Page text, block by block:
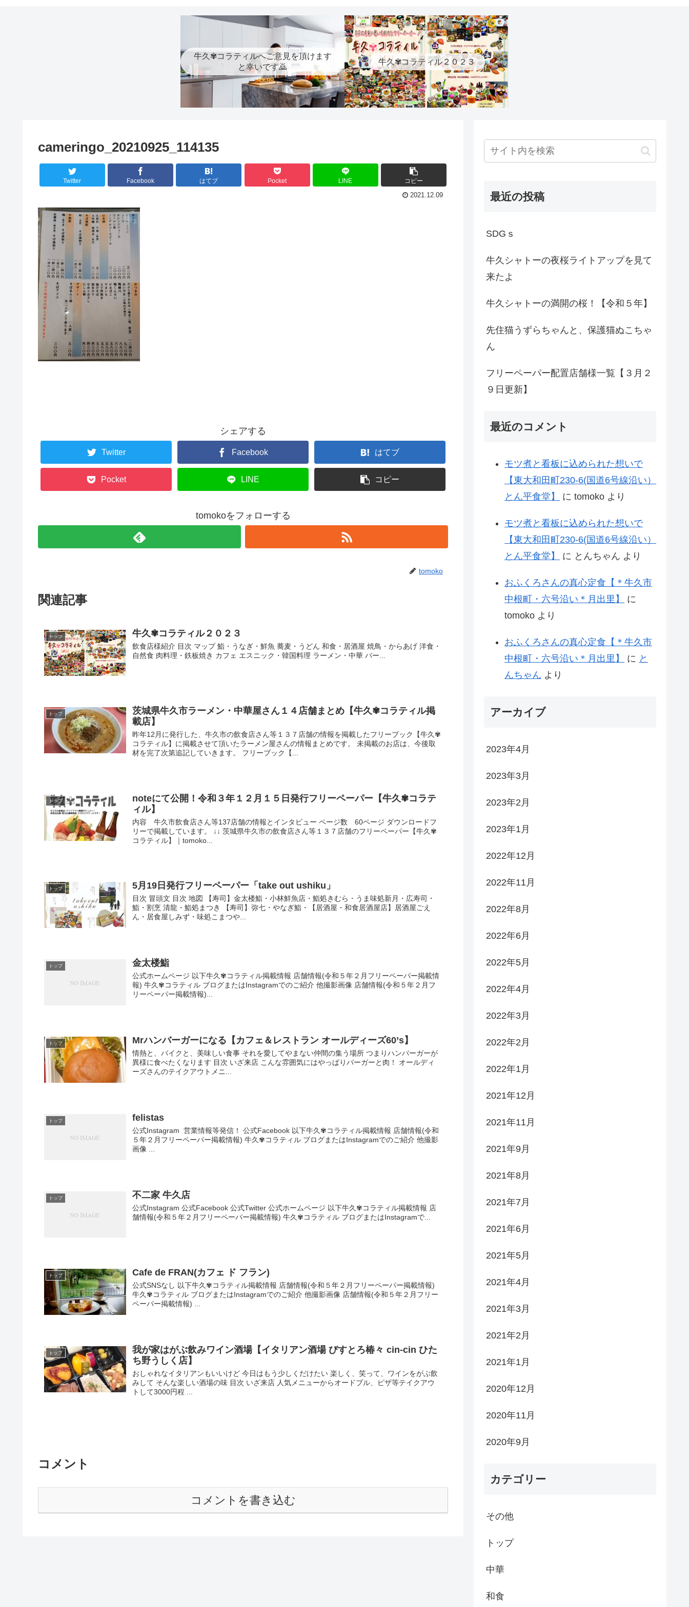
牛久✾コラティルへご意見を頂けます
と幸いです🙇
牛久✾コラティル２０２３
cameringo_20210925_114135
Twitter Facebook はてブ Pocket LINE コピー
2021.12.09
シェアする
Twitter Facebook はてブ
Pocket LINE コピー
tomokoをフォローする
tomoko
関連記事
トップ 牛久✾コラティル２０２３
飲食店様紹介 目次 マップ 鮨・うなぎ・鮮魚 蕎麦・うどん 和食・居酒屋 焼鳥・からあげ 洋食・
自然食 肉料理・鉄板焼き カフェ エスニック・韓国料理 ラーメン・中華 バー...
トップ
茨城県牛久市ラーメン・中華屋さん１４店舗まとめ【牛久✾コラティル掲
載店】
昨年12月に発行した、牛久市の飲食店さん等１３７店舗の情報を掲載したフリーブック【牛久✾
コラティル】に掲載させて頂いたラーメン屋さんの情報まとめです。 未掲載のお店は、今後取
材を完了次第追記していきます。 フリーブック【...
トップ
noteにて公開！令和３年１２月１５日発行フリーペーパー【牛久✾コラテ
ィル】
内容 牛久市飲食店さん等137店舗の情報とインタビュー ページ数 60ページ ダウンロードフ
リーで掲載しています。 ↓↓ 茨城県牛久市の飲食店さん等１３７店舗のフリーペーパー【牛久✾
コラティル】｜tomoko...
トップ 5月19日発行フリーペーパー「take out ushiku」
目次 冒頭文 目次 地図 【寿司】金太楼鮨・小林鮮魚店・鮨処きむら・うま味処新月・広寿司・
鮨・割烹 清龍・鮨処まつき 【寿司】弥七・やなぎ鮨・【居酒屋・和食居酒屋店】居酒屋ごえ
ん・居食屋しみず・味処こまつや...
トップ 金太楼鮨
公式ホームページ 以下牛久✾コラティル掲載情報 店舗情報(令和５年２月フリーペーパー掲載情
報) 牛久✾コラティル ブログまたはInstagramでのご紹介 他撮影画像 店舗情報(令和５年２月フ
リーペーパー掲載情報)...
トップ Mrハンバーガーになる【カフェ＆レストラン オールディーズ60’s】
情熱と、バイクと、美味しい食事 それを愛してやまない仲間の集う場所 つまりハンバーガーが
異様に食べたくなります 目次 いざ来店 こんな雰囲気にはやっぱりバーガーと肉！ オールディ
ーズさんのテイクアウトメニ...
トップ felistas
公式Instagram 営業情報等発信！ 公式Facebook 以下牛久✾コラティル掲載情報 店舗情報(令和
５年２月フリーペーパー掲載情報) 牛久✾コラティル ブログまたはInstagramでのご紹介 他撮影
画像 ...
トップ 不二家 牛久店
公式Instagram 公式Facebook 公式Twitter 公式ホームページ 以下牛久✾コラティル掲載情報 店
舗情報(令和５年２月フリーペーパー掲載情報) 牛久✾コラティル ブログまたはInstagramで...
トップ Cafe de FRAN(カフェ ド フラン)
公式SNSなし 以下牛久✾コラティル掲載情報 店舗情報(令和５年２月フリーペーパー掲載情報)
牛久✾コラティル ブログまたはInstagramでのご紹介 他撮影画像 店舗情報(令和５年２月フリー
ペーパー掲載情報) ...
トップ
我が家はがぶ飲みワイン酒場【イタリアン酒場 びすとろ椿々 cin‐cin ひた
ち野うしく店】
おしゃれなイタリアンもいいけど 今日はもう少しくだけたい 楽しく、笑って、ワインをがぶ飲
みして そんな楽しい酒場の味 目次 いざ来店 人気メニューからオードブル、ピザ等テイクアウ
トして3000円程 ...
コメント
コメントを書き込む
最近の投稿
SDGｓ
牛久シャトーの夜桜ライトアップを見て
来たよ
牛久シャトーの満開の桜！【令和５年】
先住猫うずらちゃんと、保護猫ぬこちゃ
ん
フリーペーパー配置店舗様一覧【３月２
９日更新】
最近のコメント
モツ煮と看板に込められた想いで
【東大和田町230-6(国道6号線沿い）
とん平食堂】
に tomoko より
モツ煮と看板に込められた想いで
【東大和田町230-6(国道6号線沿い）
とん平食堂】
に とんちゃん より
おふくろさんの真心定食【＊牛久市
中根町・六号沿い＊月出里】
に
tomoko より
おふくろさんの真心定食【＊牛久市
中根町・六号沿い＊月出里】
に と
んちゃん より
アーカイブ
2023年4月
2023年3月
2023年2月
2023年1月
2022年12月
2022年11月
2022年8月
2022年6月
2022年5月
2022年4月
2022年3月
2022年2月
2022年1月
2021年12月
2021年11月
2021年9月
2021年8月
2021年7月
2021年6月
2021年5月
2021年4月
2021年3月
2021年2月
2021年1月
2020年12月
2020年11月
2020年9月
カテゴリー
その他
トップ
中華
和食